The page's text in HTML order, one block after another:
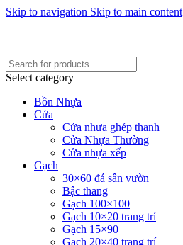
Skip to navigation Skip to main content
Select category
Bồn Nhựa
Cửa
Cửa nhưa ghép thanh
Cửa Nhựa Thường
Cửa nhựa xếp
Gạch
30×60 đá sân vườn
Bậc thang
Gạch 100×100
Gạch 10×20 trang trí
Gạch 15×90
Gạch 20×40 trang trí